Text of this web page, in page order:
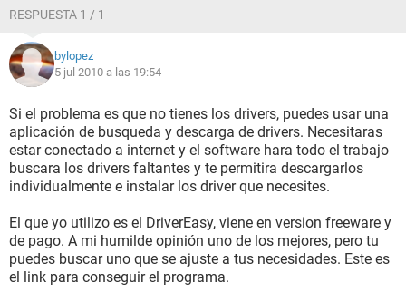
RESPUESTA 1 / 1
bylopez
5 jul 2010 a las 19:54
Si el problema es que no tienes los drivers, puedes usar una
aplicación de busqueda y descarga de drivers. Necesitaras
estar conectado a internet y el software hara todo el trabajo
buscara los drivers faltantes y te permitira descargarlos
individualmente e instalar los driver que necesites.
El que yo utilizo es el DriverEasy, viene en version freeware y
de pago. A mi humilde opinión uno de los mejores, pero tu
puedes buscar uno que se ajuste a tus necesidades. Este es
el link para conseguir el programa.